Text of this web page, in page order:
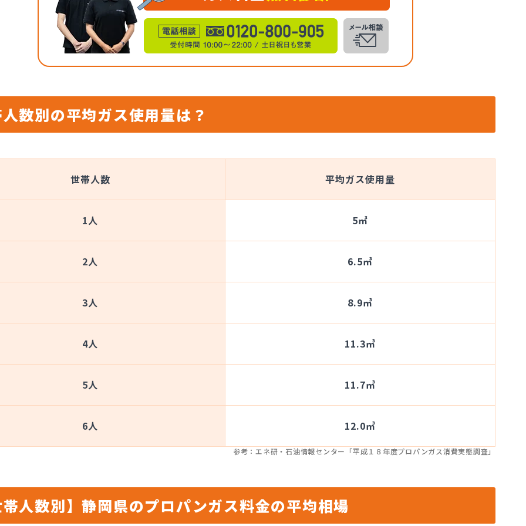
数別の平均ガス使用量は？
世帯人数 平均ガス使用量
1人 5㎥
2人 6.5㎥
3人 8.9㎥
4人 11.3㎥
5人 11.7㎥
6人 12.0㎥
参考：エネ研・石油情報センター「平成１８年度プロパンガス消費実態調査」
人数別】静岡県のプロパンガス料金の平均相場